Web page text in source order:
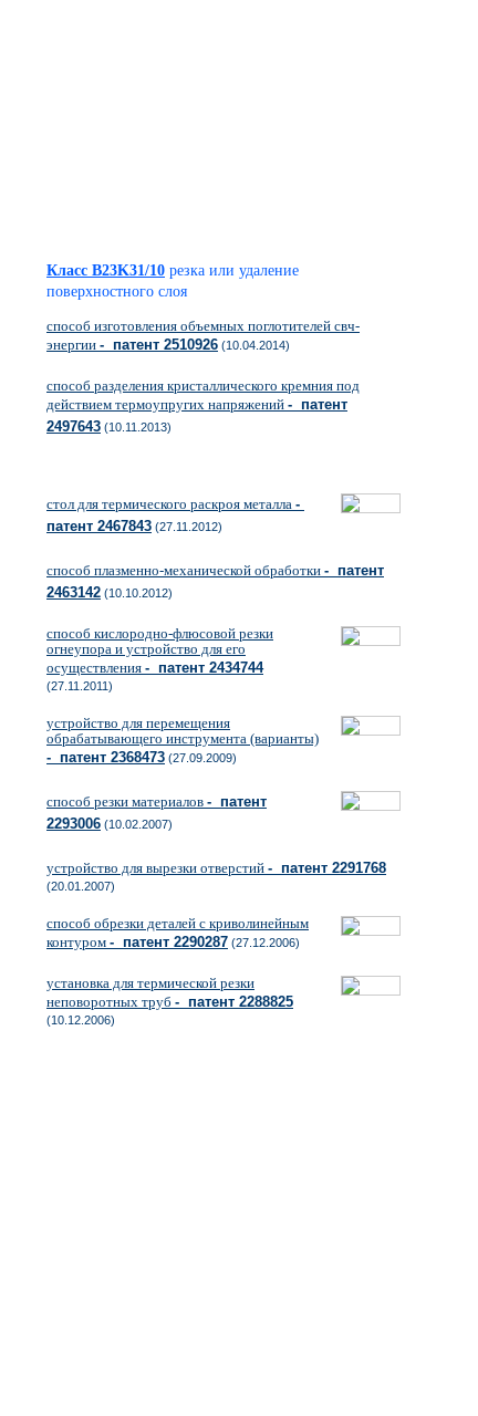
Класс B23K31/10 резка или удаление
поверхностного слоя
способ изготовления объемных поглотителей свч-
энергии - патент 2510926 (10.04.2014)
способ разделения кристаллического кремния под
действием термоупругих напряжений - патент
2497643 (10.11.2013)
стол для термического раскроя металла -
патент 2467843 (27.11.2012)
способ плазменно-механической обработки - патент
2463142 (10.10.2012)
способ кислородно-флюсовой резки
огнеупора и устройство для его
осуществления - патент 2434744
(27.11.2011)
устройство для перемещения
обрабатывающего инструмента (варианты)
- патент 2368473 (27.09.2009)
способ резки материалов - патент
2293006 (10.02.2007)
устройство для вырезки отверстий - патент 2291768
(20.01.2007)
способ обрезки деталей с криволинейным
контуром - патент 2290287 (27.12.2006)
установка для термической резки
неповоротных труб - патент 2288825
(10.12.2006)